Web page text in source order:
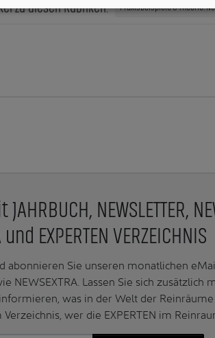
zu diesen Rubriken: Praxisbeispiele & Theorie:
NEWSLETTER,
und EXPERTEN VERZEICHNIS
abonnieren Sie unseren monatlichen
NEWSEXTRA. Lassen Sie sich zusätzlich
was in der Welt der
wer die EXPERTEN im